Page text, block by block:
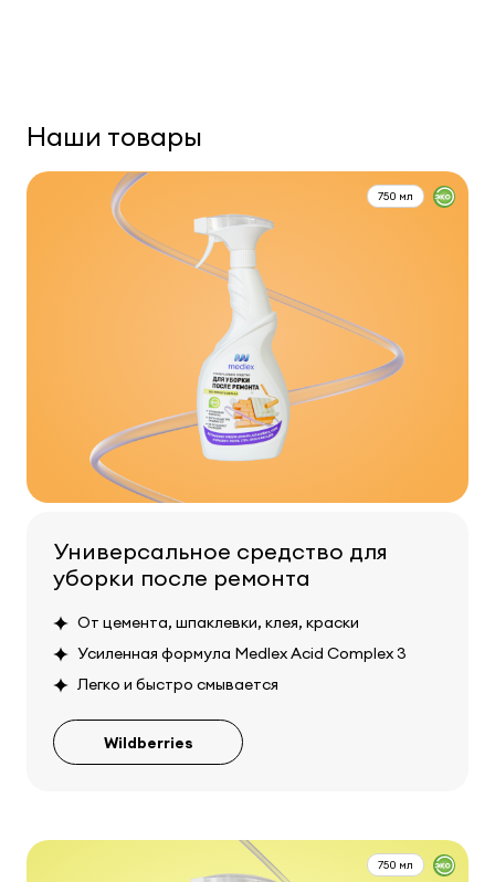
Наши товары
750 мл
Универсальное средство для
уборки после ремонта
От цемента, шпаклевки, клея, краски
Усиленная формула Medlex Acid Complex 3
Легко и быстро смывается
Wildberries
750 мл